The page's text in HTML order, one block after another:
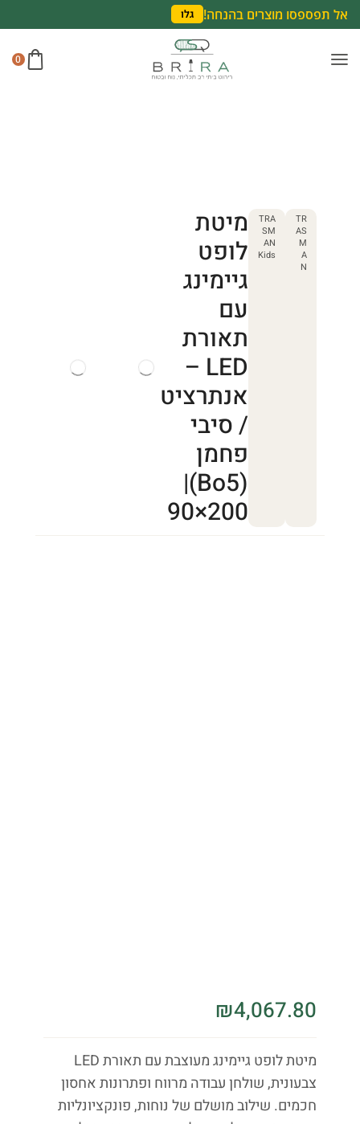
אל תפספסו מוצרים בהנחה! גלו
0
TR
AS
M
A
N
TRA
SM
AN
Kids
מיטת
לופט
גיימינג
עם
תאורת
LED –
אנתרציט
/ סיבי
פחמן
(Bo5)|
90×200
₪4,067.80
מיטת לופט גיימינג מעוצבת עם תאורת LED
צבעונית, שולחן עבודה מרווח ופתרונות אחסון
חכמים. שילוב מושלם של נוחות, פונקציונליות